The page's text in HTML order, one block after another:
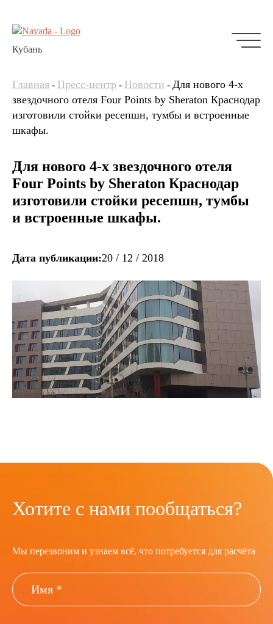
Кубань
Главная - Пресс-центр - Новости - Для нового 4-х
звездочного отеля Four Points by Sheraton Краснодар
изготовили стойки ресепшн, тумбы и встроенные
шкафы.
Для нового 4-х звездочного отеля
Four Points by Sheraton Краснодар
изготовили стойки ресепшн, тумбы
и встроенные шкафы.
Дата публикации:20 / 12 / 2018
Хотите с нами пообщаться?
Мы перезвоним и узнаем всё, что потребуется для расчёта